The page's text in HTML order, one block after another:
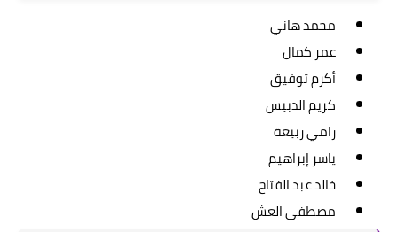
محمد هاني
عمر كمال
أكرم توفيق
كريم الدبيس
رامي ربيعة
ياسر إبراهيم
خالد عبد الفتاح
مصطفى العش